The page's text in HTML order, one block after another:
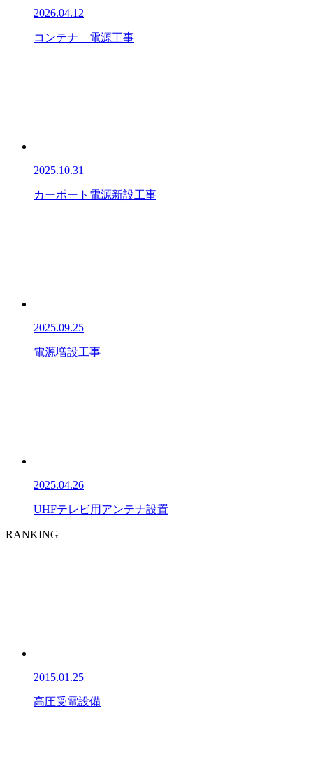
2026.04.12
コンテナ 電源工事
2025.10.31
カーポート電源新設工事
2025.09.25
電源増設工事
2025.04.26
UHFテレビ用アンテナ設置
RANKING
2015.01.25
高圧受電設備